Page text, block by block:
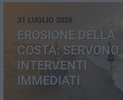
31 LUGLIO 2026
EROSIONE DELLA
COSTA: SERVONO
INTERVENTI
IMMEDIATI